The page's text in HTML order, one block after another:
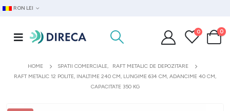
RON LEI
0 0
HOME SPATII COMERCIALE,
RAFT METALIC DE DEPOZITARE
RAFT METALIC 12 POLITE, INALTIME 240 CM, LUNGIME 634 CM, ADANCIME 40 CM,
CAPACITATE 350 KG